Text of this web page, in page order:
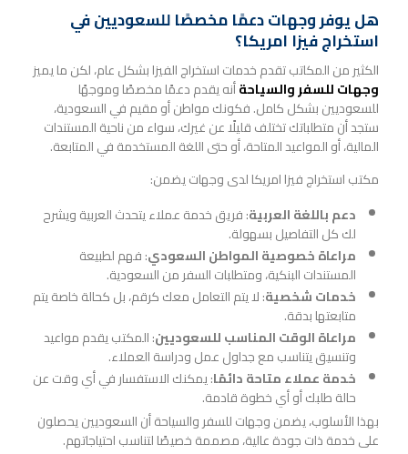
هل يوفر وجهات دعمًا مخصصًا للسعوديين في
استخراج فيزا امريكا؟
الكثير من المكاتب تقدم خدمات استخراج الفيزا بشكل عام، لكن ما يميز
وجهات للسفر والسياحةأنه يقدم دعمًا مخصصًا وموجهًا
للسعوديين بشكل كامل. فكونك مواطن أو مقيم في السعودية،
ستجد أن متطلباتك تختلف قليلًا عن غيرك، سواء من ناحية المستندات
المالية، أو المواعيد المتاحة، أو حتى اللغة المستخدمة في المتابعة.
مكتب استخراج فيزا امريكا لدى وجهات يضمن:
دعم باللغة العربية: فريق خدمة عملاء يتحدث العربية ويشرح
لك كل التفاصيل بسهولة.
مراعاة خصوصية المواطن السعودي: فهم لطبيعة
المستندات البنكية، ومتطلبات السفر من السعودية.
خدمات شخصية: لا يتم التعامل معك كرقم، بل كحالة خاصة يتم
متابعتها بدقة.
مراعاة الوقت المناسب للسعوديين: المكتب يقدم مواعيد
وتنسيق يتناسب مع جداول عمل ودراسة العملاء.
خدمة عملاء متاحة دائمًا: يمكنك الاستفسار في أي وقت عن
حالة طلبك أو أي خطوة قادمة.
بهذا الأسلوب، يضمن وجهات للسفر والسياحة أن السعوديين يحصلون
على خدمة ذات جودة عالية، مصممة خصيصًا لتناسب احتياجاتهم.